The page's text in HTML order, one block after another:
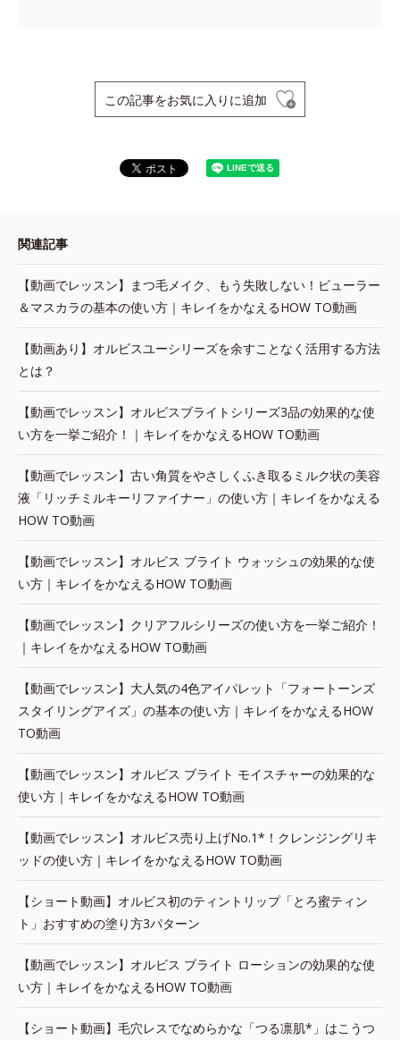
この記事をお気に入りに追加
関連記事
【動画でレッスン】まつ毛メイク、もう失敗しない！ビューラー
＆マスカラの基本の使い方｜キレイをかなえるHOW TO動画
【動画あり】オルビスユーシリーズを余すことなく活用する方法
とは？
【動画でレッスン】オルビスブライトシリーズ3品の効果的な使
い方を一挙ご紹介！｜キレイをかなえるHOW TO動画
【動画でレッスン】古い角質をやさしくふき取るミルク状の美容
液「リッチミルキーリファイナー」の使い方｜キレイをかなえる
HOW TO動画
【動画でレッスン】オルビス ブライト ウォッシュの効果的な使
い方｜キレイをかなえるHOW TO動画
【動画でレッスン】クリアフルシリーズの使い方を一挙ご紹介！
｜キレイをかなえるHOW TO動画
【動画でレッスン】大人気の4色アイパレット「フォートーンズ
スタイリングアイズ」の基本の使い方｜キレイをかなえるHOW
TO動画
【動画でレッスン】オルビス ブライト モイスチャーの効果的な
使い方｜キレイをかなえるHOW TO動画
【動画でレッスン】オルビス売り上げNo.1*！クレンジングリキ
ッドの使い方｜キレイをかなえるHOW TO動画
【ショート動画】オルビス初のティントリップ「とろ蜜ティン
ト」おすすめの塗り方3パターン
【動画でレッスン】オルビス ブライト ローションの効果的な使
い方｜キレイをかなえるHOW TO動画
【ショート動画】毛穴レスでなめらかな「つる凛肌*」はこうつ